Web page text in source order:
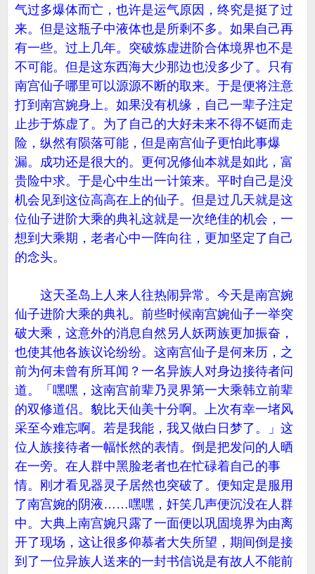
气过多爆体而亡，也许是运气原因，终究是挺了过
来。但是这瓶子中液体也是所剩不多。如果自己再
有一些。过上几年。突破炼虚进阶合体境界也不是
不可能。但是这东西海大少那边也没多少了。只有
南宫仙子哪里可以源源不断的取来。于是便将注意
打到南宫婉身上。如果没有机缘，自己一辈子注定
止步于炼虚了。为了自己的大好未来不得不铤而走
险，纵然有陨落可能，但是南宫仙子更怕此事爆
漏。成功还是很大的。更何况修仙本就是如此，富
贵险中求。于是心中生出一计策来。平时自己是没
机会见到这位高高在上的仙子。但是过几天就是这
位仙子进阶大乘的典礼这就是一次绝佳的机会，一
想到大乘期，老者心中一阵向往，更加坚定了自己
的念头。
这天圣岛上人来人往热闹异常。今天是南宫婉
仙子进阶大乘的典礼。前些时候南宫婉仙子一举突
破大乘，这意外的消息自然另人妖两族更加振奋，
也使其他各族议论纷纷。这南宫仙子是何来历，之
前为何未曾有所耳闻？一名异族人对身边接待者问
道。「嘿嘿，这南宫前辈乃灵界第一大乘韩立前辈
的双修道侣。貌比天仙美十分啊。上次有幸一堵风
采至今难忘啊。若是我能，我又做白日梦了。」这
位人族接待者一幅怅然的表情。倒是把发问的人晒
在一旁。在人群中黑脸老者也在忙碌着自己的事
情。刚才看见器灵子居然也突破了。便知定是服用
了南宫婉的阴液……嘿嘿，奸笑几声便沉没在人群
中。大典上南宫婉只露了一面便以巩固境界为由离
开了现场，这让很多仰慕者大失所望，期间倒是接
到了一位异族人送来的一封书信说是有故人不能前